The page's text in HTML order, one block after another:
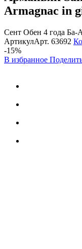
Armagnac in
Сент Обен 4 года Ба-
АртикулАрт. 63692
-15%
В избранное